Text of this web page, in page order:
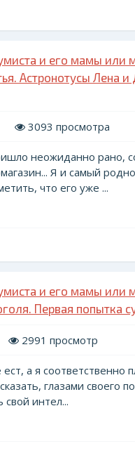
и его мамы или
Астронотусы Лена
3093 просмотра
неожиданно рано,
Я и самый
что его уже ...
и его мамы или
Первая попытка
2991 просмотр
а я соответственно
глазами своего
интел...